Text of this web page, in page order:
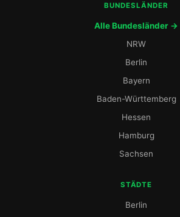
BUNDESLÄNDER
Alle Bundesländer →
NRW
Berlin
Bayern
Baden-Württemberg
Hessen
Hamburg
Sachsen
STÄDTE
Berlin